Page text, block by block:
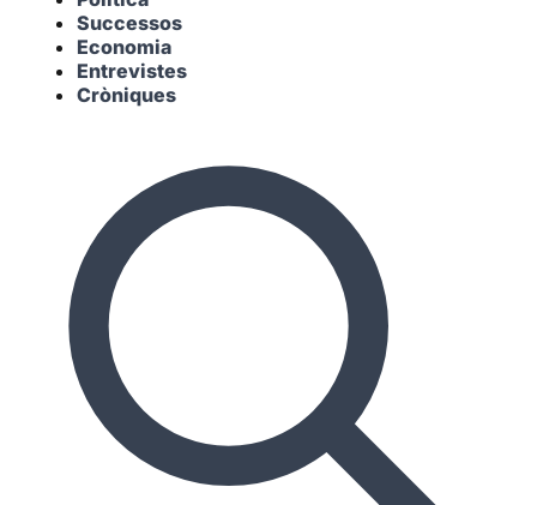
Successos
Economia
Entrevistes
Cròniques